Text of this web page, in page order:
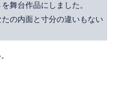
舞台作品にしました。
の内面と寸分の違いもない